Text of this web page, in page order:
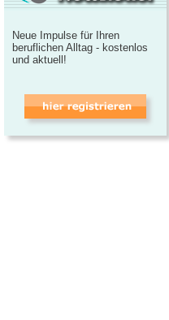
Neue Impulse für Ihren
beruflichen Alltag - kostenlos
und aktuell!